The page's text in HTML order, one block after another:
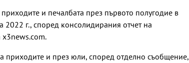
и печалбата през първото полугодие в
2022 г., според консолидирания отчет на
x3news.com.
приходите и през юли, според отделно съобщение,